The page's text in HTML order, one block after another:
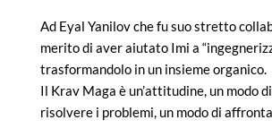
Ad Eyal Yanilov che fu suo stretto
merito di aver aiutato Imi a
trasformandolo in un insieme organico.
Il Krav Maga è un’attitudine, un modo
risolvere i problemi, un modo di